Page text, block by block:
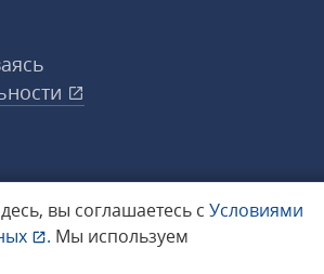
вы соглашаетесь с Условиями
. Мы используем